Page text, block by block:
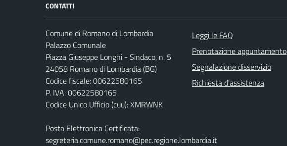
CONTATTI
Comune di Romano di Lombardia
Palazzo Comunale
Piazza Giuseppe Longhi - Sindaco, n. 5
24058 Romano di Lombardia (BG)
Codice fiscale: 00622580165
P. IVA: 00622580165
Codice Unico Ufficio (cuu): XMRWNK
Posta Elettronica Certificata:
segreteria.comune.romano@pec.regione.lombardia.it
Leggi le FAQ
Prenotazione appuntamento
Segnalazione disservizio
Richiesta d'assistenza